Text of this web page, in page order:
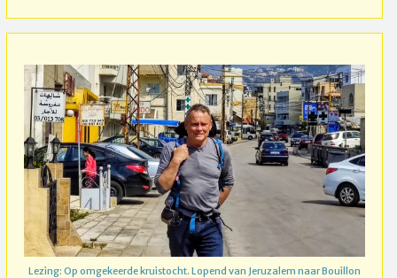
Lezing: Op omgekeerde kruistocht. Lopend van Jeruzalem naar Bouillon